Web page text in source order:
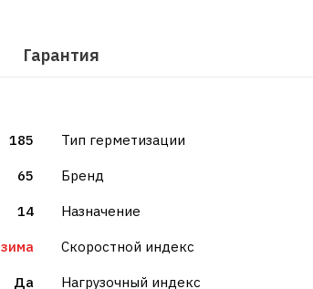
Гарантия
185
65
14
зима
Да
Тип герметизации
Бренд
Назначение
Скоростной индекс
Нагрузочный индекс